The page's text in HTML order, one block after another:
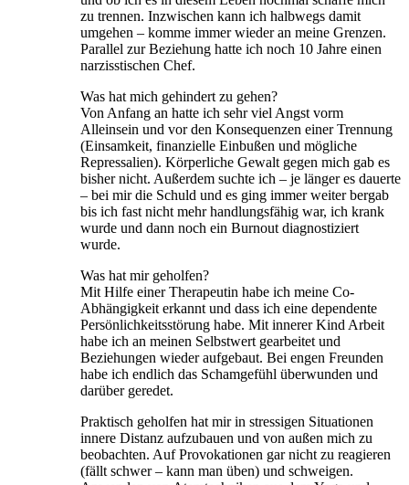
zu trennen. Inzwischen kann ich halbwegs damit
umgehen – komme immer wieder an meine Grenzen.
Parallel zur Beziehung hatte ich noch 10 Jahre einen
narzisstischen Chef.
Was hat mich gehindert zu gehen?
Von Anfang an hatte ich sehr viel Angst vorm
Alleinsein und vor den Konsequenzen einer Trennung
(Einsamkeit, finanzielle Einbußen und mögliche
Repressalien). Körperliche Gewalt gegen mich gab es
bisher nicht. Außerdem suchte ich – je länger es dauerte
– bei mir die Schuld und es ging immer weiter bergab
bis ich fast nicht mehr handlungsfähig war, ich krank
wurde und dann noch ein Burnout diagnostiziert
wurde.
Was hat mir geholfen?
Mit Hilfe einer Therapeutin habe ich meine Co-
Abhängigkeit erkannt und dass ich eine dependente
Persönlichkeitsstörung habe. Mit innerer Kind Arbeit
habe ich an meinen Selbstwert gearbeitet und
Beziehungen wieder aufgebaut. Bei engen Freunden
habe ich endlich das Schamgefühl überwunden und
darüber geredet.
Praktisch geholfen hat mir in stressigen Situationen
innere Distanz aufzubauen und von außen mich zu
beobachten. Auf Provokationen gar nicht zu reagieren
(fällt schwer – kann man üben) und schweigen.